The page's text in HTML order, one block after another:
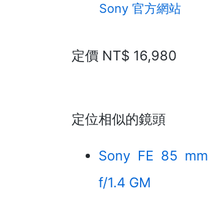
Sony 官方網站
定價 NT$ 16,980
定位相似的鏡頭
Sony FE 85 mm
f/1.4 GM